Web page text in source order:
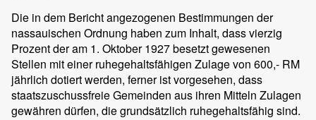
Die in dem Bericht angezogenen Bestimmungen der
nassauischen Ordnung haben zum Inhalt, dass vierzig
Prozent der am 1. Oktober 1927 besetzt gewesenen
Stellen mit einer ruhegehaltsfähigen Zulage von 600,- RM
jährlich dotiert werden, ferner ist vorgesehen, dass
staatszuschussfreie Gemeinden aus ihren Mitteln Zulagen
gewähren dürfen, die grundsätzlich ruhegehaltsfähig sind.